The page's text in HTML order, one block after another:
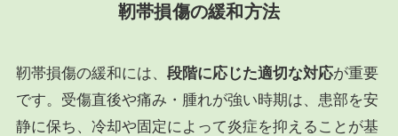
靭帯損傷の緩和方法
靭帯損傷の緩和には、 段階に応じた適切な対応が重要
です。受傷直後や痛み・腫れが強い時期は、患部を安
静に保ち、冷却や固定によって炎症を抑えることが基